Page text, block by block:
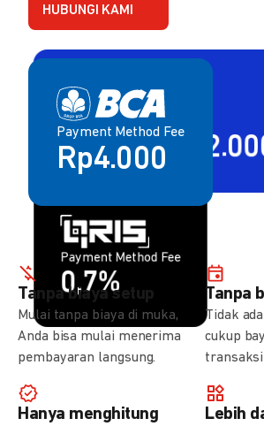
HUBUNGI KAMI
Payment Method Fee
Rp4.000
Payment Method Fee
2,80% +
Payment Method Fee
0,7%
Payment Method Fee
1,5%
Tanpa biaya setup
Mulai tanpa biaya di muka,
Anda bisa mulai menerima
pembayaran langsung.
Tanpa
Tidak
cukup
Hanya menghitung
Lebih